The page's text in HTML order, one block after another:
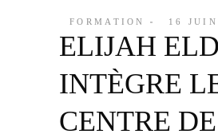
FORMATION 16
ELIJAH
INTÈGRE
CENTRE DE